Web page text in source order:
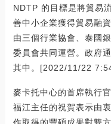
NDTP 的目標是將貿易
善中小企業獲得貿易融
由三個行業協會、泰國
委員會共同運營。政府
其中。[2022/11/22
麥卡托中心的首席執行
福江主任的祝賀表示由
作取得的豐碩成果對雙